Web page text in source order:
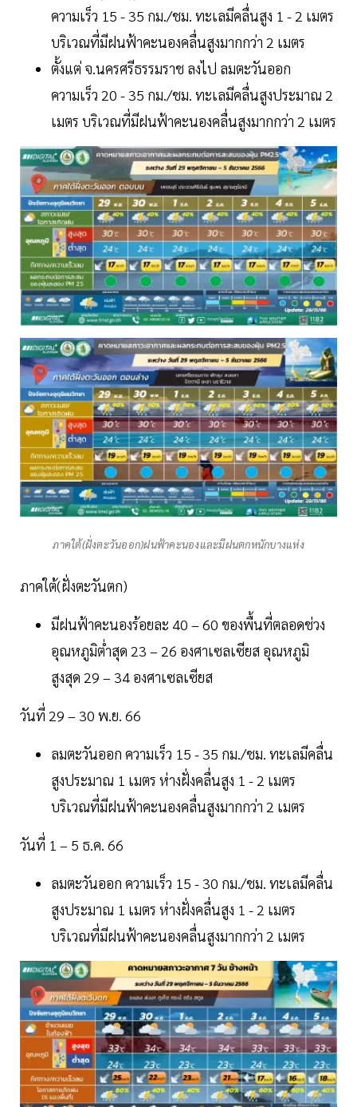
ความเร็ว 15 - 35 กม./ชม. ทะเลมีคลื่นสูง 1 - 2 เมตร
บริเวณที่มีฝนฟ้าคะนองคลื่นสูงมากกว่า 2 เมตร
ตั้งแต่ จ.นครศรีธรรมราช ลงไป ลมตะวันออก
ความเร็ว 20 - 35 กม./ชม. ทะเลมีคลื่นสูงประมาณ 2
เมตร บริเวณที่มีฝนฟ้าคะนองคลื่นสูงมากกว่า 2 เมตร
ภาคใต้(ฝั่งตะวันออก)ฝนฟ้าคะนองและมีฝนตกหนักบางแห่ง
ภาคใต้(ฝั่งตะวันตก)
มีฝนฟ้าคะนองร้อยละ 40 – 60 ของพื้นที่ตลอดช่วง
อุณหภูมิต่ำสุด 23 – 26 องศาเซลเซียส อุณหภูมิ
สูงสุด 29 – 34 องศาเซลเซียส
วันที่ 29 – 30 พ.ย. 66
ลมตะวันออก ความเร็ว 15 - 35 กม./ชม. ทะเลมีคลื่น
สูงประมาณ 1 เมตร ห่างฝั่งคลื่นสูง 1 - 2 เมตร
บริเวณที่มีฝนฟ้าคะนองคลื่นสูงมากกว่า 2 เมตร
วันที่ 1 – 5 ธ.ค. 66
ลมตะวันออก ความเร็ว 15 - 30 กม./ชม. ทะเลมีคลื่น
สูงประมาณ 1 เมตร ห่างฝั่งคลื่นสูง 1 - 2 เมตร
บริเวณที่มีฝนฟ้าคะนองคลื่นสูงมากกว่า 2 เมตร